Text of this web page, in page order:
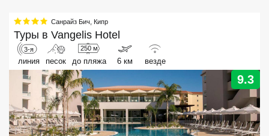
Санрайз Бич Кипр
Туры в Vangelis Hotel
3-я
линия песок
250 м
до пляжа 6 км везде
9.3
Хайнань
Северный Гоа
Южный Гоа
Занзибар
Абхазия